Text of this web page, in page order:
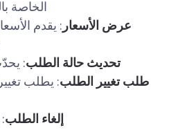
الخاصة
عرض الأسعار : يقدم
تحديث حالة الطلب:
طلب تغيير الطلب: يطلب
إلغاء الطلب